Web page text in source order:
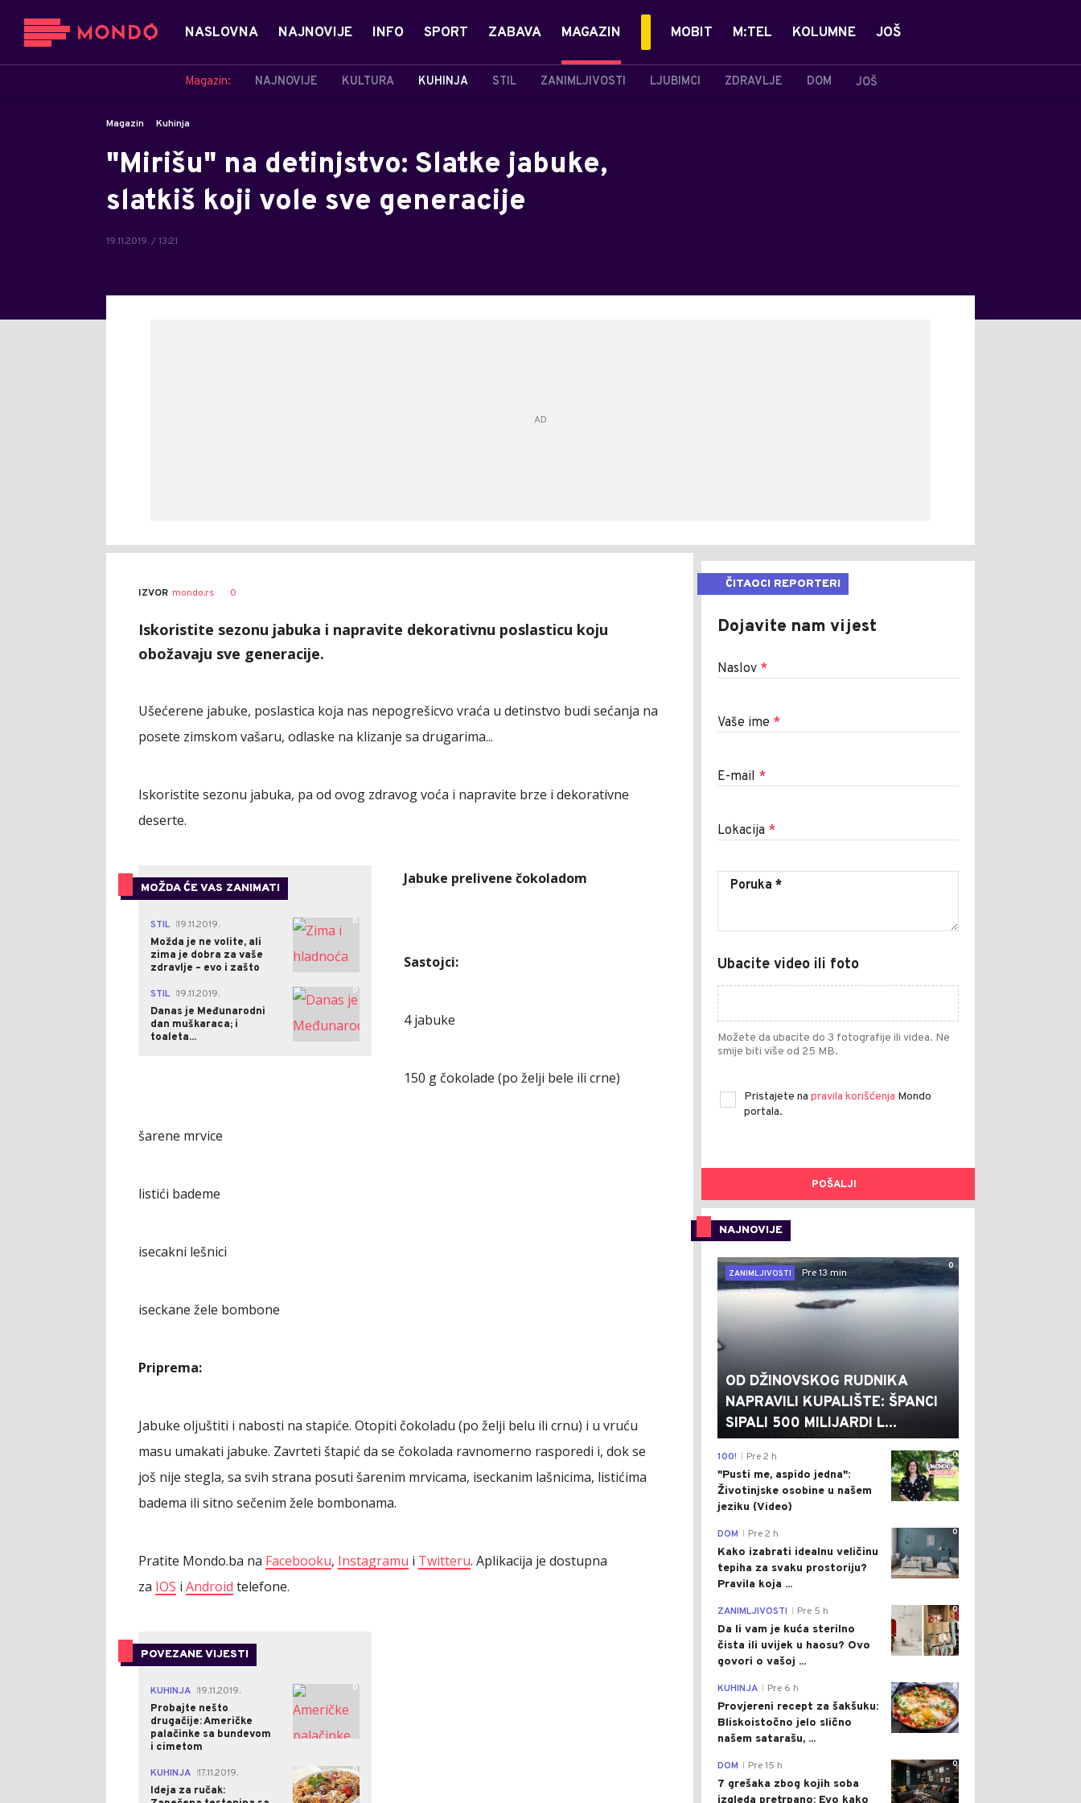
NASLOVNA NAJNOVIJE INFO SPORT ZABAVA MAGAZIN
Magazin: NAJNOVIJE KULTURA KUHINJA STIL ZANIMLJIVOSTI LJUBIMCI ZDRAVLJE DOM JOŠ
MOBIT M:TEL KOLUMNE JOŠ
Magazin Kuhinja
"Mirišu" na detinjstvo: Slatke jabuke,
slatkiš koji vole sve generacije
19.11.2019. / 13:21
IZVOR mondo.rs 0
Iskoristite sezonu jabuka i napravite dekorativnu poslasticu koju
obožavaju sve generacije.
Ušećerene jabuke, poslastica koja nas nepogrešicvo vraća u detinstvo budi sećanja na
posete zimskom vašaru, odlaske na klizanje sa drugarima...
Iskoristite sezonu jabuka, pa od ovog zdravog voća i napravite brze i dekorativne
deserte.
MOŽDA ĆE VAS ZANIMATI
STIL 19.11.2019.
Možda je ne volite, ali
zima je dobra za vaše
zdravlje – evo i zašto
0
STIL 19.11.2019.
Danas je Međunarodni
dan muškaraca; i
toaleta...
0
Jabuke prelivene čokoladom
Sastojci:
4 jabuke
150 g čokolade (po želji bele ili crne)
šarene mrvice
listići bademe
isecakni lešnici
iseckane žele bombone
Priprema:
Jabuke oljuštiti i nabosti na stapiće. Otopiti čokoladu (po želji belu ili crnu) i u vruću
masu umakati jabuke. Zavrteti štapić da se čokolada ravnomerno rasporedi i, dok se
još nije stegla, sa svih strana posuti šarenim mrvicama, iseckanim lašnicima, listićima
badema ili sitno sečenim žele bombonama.
Pratite Mondo.ba na Facebooku, Instagramu i Twitteru. Aplikacija je dostupna
za IOS i Android telefone.
POVEZANE VIJESTI
KUHINJA 19.11.2019.
Probajte nešto
drugačije: Američke
palačinke sa bundevom
i cimetom
0
KUHINJA 17.11.2019.
Ideja za ručak:
0
ČITAOCI REPORTERI
Dojavite nam vijest
Naslov *
Vaše ime *
E-mail *
Lokacija *
Ubacite video ili foto
Možete da ubacite do 3 fotografije ili videa. Ne
smije biti više od 25 MB.
Pristajete na pravila korišćenja Mondo
portala.
POŠALJI
NAJNOVIJE
0
ZANIMLJIVOSTI
Pre 13 min
OD DŽINOVSKOG RUDNIKA
NAPRAVILI KUPALIŠTE: ŠPANCI
SIPALI 500 MILIJARDI L...
0
100! Pre 2 h
"Pusti me, aspido jedna":
Životinjske osobine u našem
jeziku (Video)
0
DOM Pre 2 h
Kako izabrati idealnu veličinu
tepiha za svaku prostoriju?
Pravila koja ...
0
ZANIMLJIVOSTI Pre 5 h
Da li vam je kuća sterilno
čista ili uvijek u haosu? Ovo
govori o vašoj ...
0
KUHINJA Pre 6 h
Provjereni recept za šakšuku:
Bliskoistočno jelo slično
našem satarašu, ...
0
DOM Pre 15 h
7 grešaka zbog kojih soba
izgleda pretrpano: Evo kako